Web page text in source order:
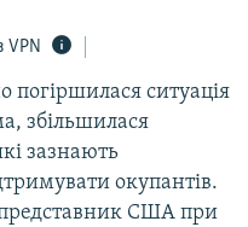
VPN
ситуація
збільшилася
зазнають
окупантів.
США при